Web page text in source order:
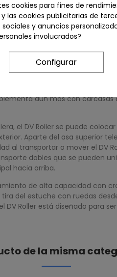
Características del
ruedas de capacidad
central Shimoda Designs
sobre su panel
artículos del interior. A lo
Si bien las unidades
aún más con
el DV Roller se puede
Aparte del asa superior
al transportar o mover el DV
dobles que se pueden
hacia arriba.
de alta capacidad con
del estuche con ruedas
Roller está diseñado para
de la misma
cookies para fines de
las cookies publicitarias de
y anuncios
involucrados?
Configurar